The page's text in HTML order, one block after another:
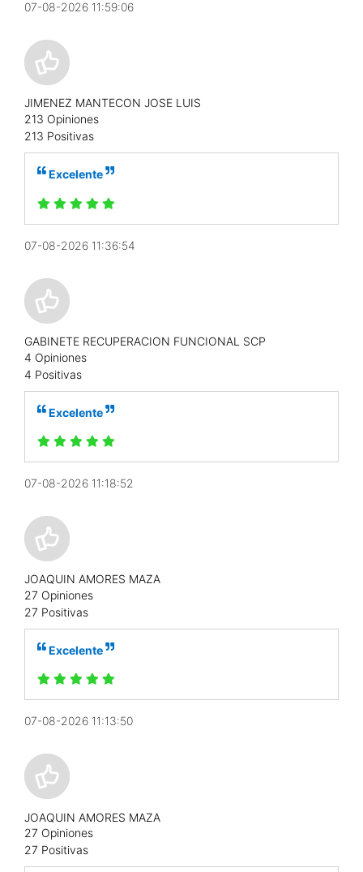
07-08-2026 11:59:06
JIMENEZ MANTECON JOSE LUIS
213 Opiniones
213 Positivas
Excelente
07-08-2026 11:36:54
GABINETE RECUPERACION FUNCIONAL SCP
4 Opiniones
4 Positivas
Excelente
07-08-2026 11:18:52
JOAQUIN AMORES MAZA
27 Opiniones
27 Positivas
Excelente
07-08-2026 11:13:50
JOAQUIN AMORES MAZA
27 Opiniones
27 Positivas